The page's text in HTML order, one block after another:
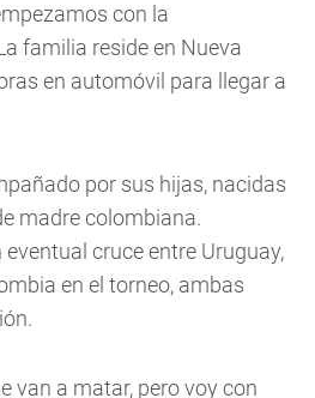
con la
familia reside en Nueva
en automóvil para llegar a
por sus hijas, nacidas
madre colombiana.
cruce entre Uruguay,
en el torneo, ambas
van a matar, pero voy con